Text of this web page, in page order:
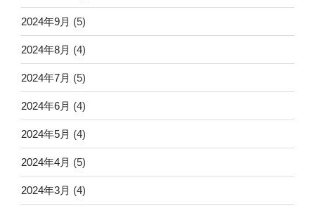
2024年9月 (5)
2024年8月 (4)
2024年7月 (5)
2024年6月 (4)
2024年5月 (4)
2024年4月 (5)
2024年3月 (4)